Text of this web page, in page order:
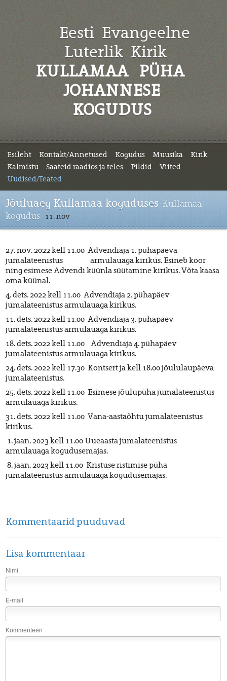
Eesti Evangeelne
Luterlik Kirik
KULLAMAA PÜHA
JOHANNESE
KOGUDUS
Esileht Kontakt/Annetused Kogudus Muusika
Kirik
Kalmistu
Saateid raadios ja teles Pildid
Viited
Uudised/Teated
Jõuluaeg Kullamaa koguduses Kullamaa
kogudus
11. nov
27. nov. 2022 kell 11.00 Advendiaja 1. pühapäeva
jumalateenistus armulauaga kirikus. Esineb koor
ning esimese Advendi küünla süütamine kirikus. Võta kaasa
oma küünal.
4. dets. 2022 kell 11.00 Advendiaja 2. pühapäev
jumalateenistus armulauaga kirikus.
11. dets. 2022 kell 11.00 Advendiaja 3. pühapäev
jumalateenistus armulauaga kirikus.
18. dets. 2022 kell 11.00 Advendiaja 4. pühapäev
jumalateenistus armulauaga kirikus.
24. dets. 2022 kell 17.30 Kontsert ja kell 18.00 jõululaupäeva
jumalateenistus.
25. dets. 2022 kell 11.00 Esimese jõulupüha jumalateenistus
armulauaga kirikus.
31. dets. 2022 kell 11.00 Vana-aastaõhtu jumalateenistus
kirikus.
1. jaan. 2023 kell 11.00 Uueaasta jumalateenistus
armulauaga kogudusemajas.
8. jaan. 2023 kell 11.00 Kristuse ristimise püha
jumalateenistus armulauaga kogudusemajas.
Kommentaarid puuduvad
Lisa kommentaar
Nimi
E-mail
Kommenteeri